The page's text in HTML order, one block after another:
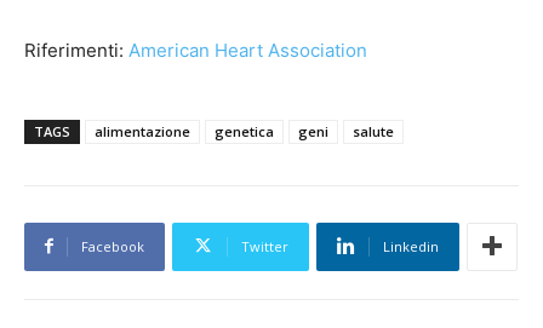
Riferimenti: American Heart Association
TAGS alimentazione genetica geni salute
Facebook Twitter Linkedin